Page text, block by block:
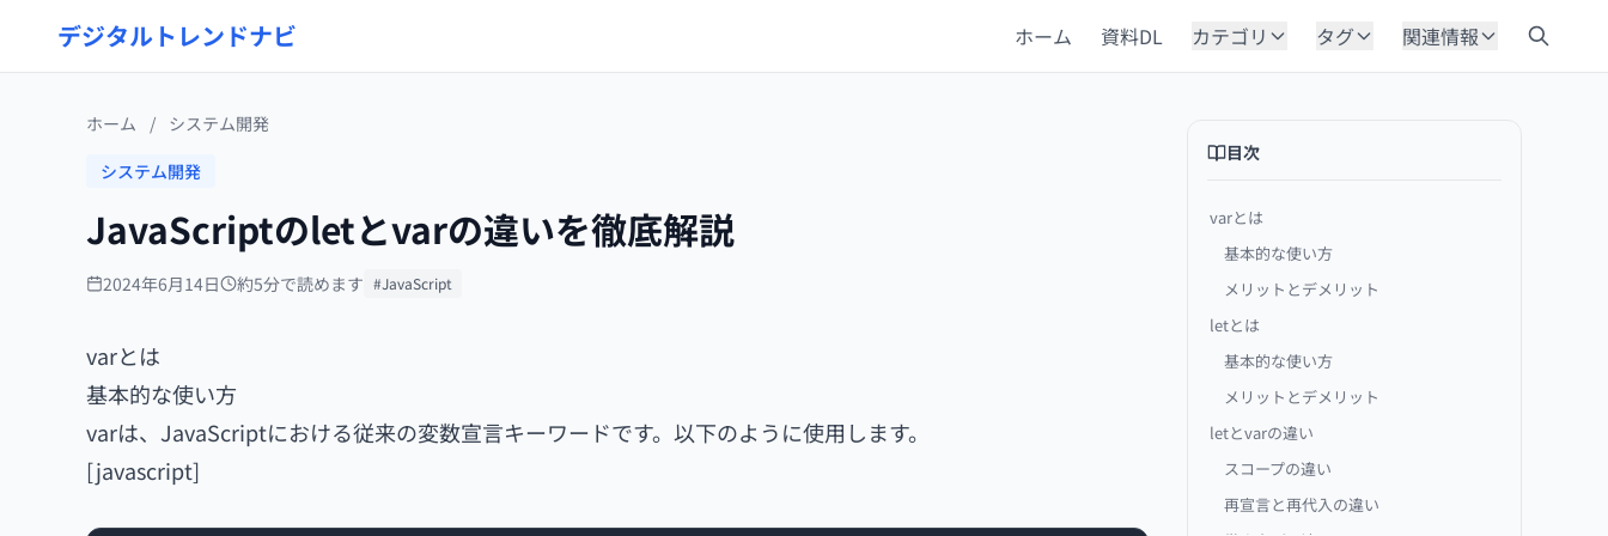
デジタルトレンドナビ ホーム 資料DL カテゴリ タグ 関連情報
ホーム / システム開発
システム開発
JavaScriptのletとvarの違いを徹底解説
2024年6月14日 約5分で読めます #JavaScript
varとは
基本的な使い方
varは、JavaScriptにおける従来の変数宣言キーワードです。以下のように使用します。
[javascript]
目次
varとは
基本的な使い方
メリットとデメリット
letとは
基本的な使い方
メリットとデメリット
letとvarの違い
スコープの違い
再宣言と再代入の違い